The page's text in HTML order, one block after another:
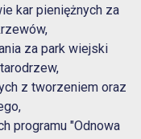
kar pieniężnych za
za park wiejski
z tworzeniem oraz
programu "Odnowa